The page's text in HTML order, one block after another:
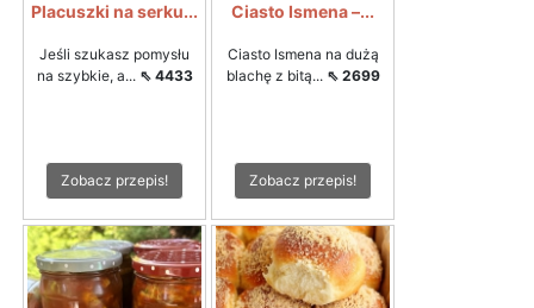
Placuszki na serku...
Jeśli szukasz pomysłu
na szybkie, a... ⇖ 4433
Zobacz przepis!
Ciasto Ismena –...
Ciasto Ismena na dużą
blachę z bitą... ⇖ 2699
Zobacz przepis!